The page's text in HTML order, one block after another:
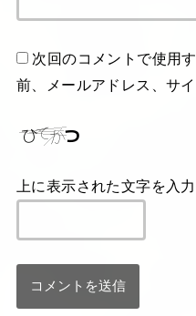
次回のコメントで使用
前、メールアドレス、サイ
上に表示された文字を入